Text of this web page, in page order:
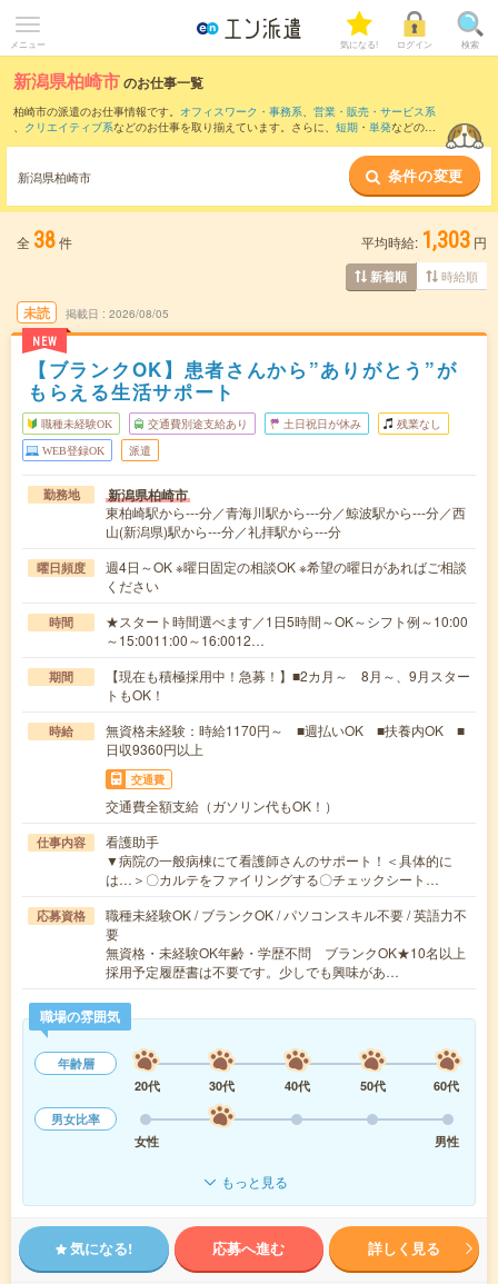
メニュー 気になる! ログイン 検索
新潟県柏崎市のお仕事一覧
柏崎市の派遣のお仕事情報です。 オフィスワーク・事務系、 営業・販売・サービス系
、 クリエイティブ系などのお仕事を取り揃えています。さらに、 短期 ・ 単発などの期
また、長岡市・ など隣接エリアのお仕事もご確認いただけます。
新潟県柏崎市 条件の変更
全 38件 平均時給: 1,303 円
新着順 時給順
未読
NEW
掲載日 2026/08/05
【ブランクOK】患者さんから”ありがとう”が
もらえる生活サポート
職種未経験OK 交通費別途支給あり 土日祝日が休み 残業なし
WEB登録OK 派遣
勤務地 新潟県柏崎市
東柏崎駅から---分／青海川駅から---分／鯨波駅から---分／西
山(新潟県)駅から---分／礼拝駅から---分
曜日頻度
週4日～OK ※曜日固定の相談OK ※希望の曜日があればご相談
ください
時間
★スタート時間選べます／1日5時間～OK～シフト例～10:00
～15:0011:00～16:0012…
期間
【現在も積極採用中！急募！】■2カ月～ 8月～、9月スター
トもOK！
時給
無資格未経験：時給1170円～ ■週払いOK ■扶養内OK ■
日収9360円以上
交通費
交通費全額支給（ガソリン代もOK！）
仕事内容
看護助手
▼病院の一般病棟にて看護師さんのサポート！＜具体的に
は…＞〇カルテをファイリングする〇チェックシート…
応募資格
職種未経験OK / ブランクOK / パソコンスキル不要 / 英語力不
要
無資格・未経験OK年齢・学歴不問 ブランクOK★10名以上
採用予定履歴書は不要です。少しでも興味があ…
職場の雰囲気
年齢層
20代
30代 40代 50代
60代
男女比率
女性
男性
もっと見る
気になる! 応募へ進む 詳しく見る